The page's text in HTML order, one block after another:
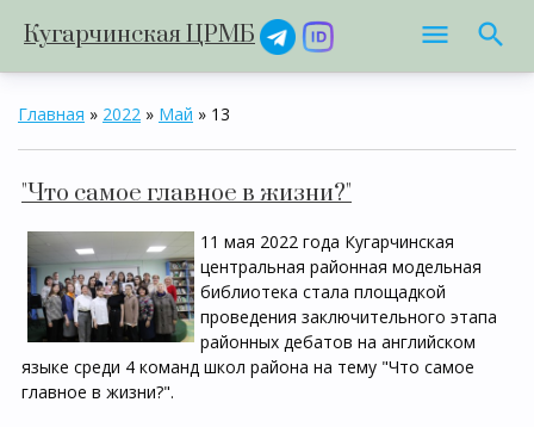
Кугарчинская ЦРМБ
Главная » 2022 » Май » 13
"Что самое главное в жизни?"
11 мая 2022 года Кугарчинская
центральная районная модельная
библиотека стала площадкой
проведения заключительного этапа
районных дебатов на английском
языке среди 4 команд школ района на тему "Что самое
главное в жизни?".